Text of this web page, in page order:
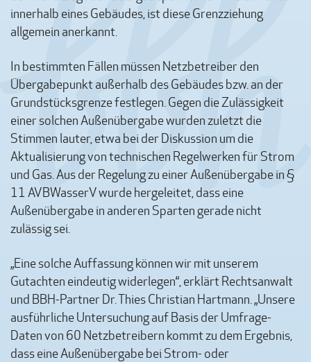
innerhalb eines Gebäudes, ist diese Grenzziehung
allgemein anerkannt.
In bestimmten Fällen müssen Netzbetreiber den
Übergabepunkt außerhalb des Gebäudes bzw. an der
Grundstücksgrenze festlegen. Gegen die Zulässigkeit
einer solchen Außenübergabe wurden zuletzt die
Stimmen lauter, etwa bei der Diskussion um die
Aktualisierung von technischen Regelwerken für Strom
und Gas. Aus der Regelung zu einer Außenübergabe in §
11 AVBWasserV wurde hergeleitet, dass eine
Außenübergabe in anderen Sparten gerade nicht
zulässig sei.
„Eine solche Auffassung können wir mit unserem
Gutachten eindeutig widerlegen“, erklärt Rechtsanwalt
und BBH-Partner Dr. Thies Christian Hartmann. „Unsere
ausführliche Untersuchung auf Basis der Umfrage-
Daten von 60 Netzbetreibern kommt zu dem Ergebnis,
dass eine Außenübergabe bei Strom- oder